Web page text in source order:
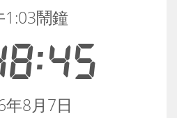
1:03鬧鐘
年8月7日